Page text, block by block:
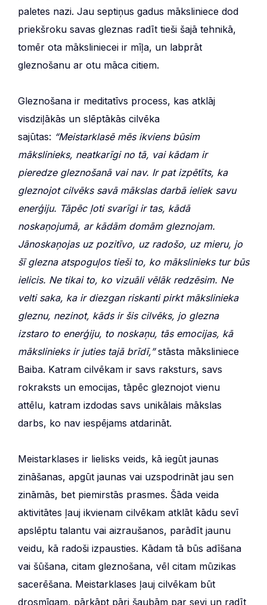
paletes nazi. Jau septiņus gadus māksliniece dod
priekšroku savas gleznas radīt tieši šajā tehnikā,
tomēr ota māksliniecei ir mīļa, un labprāt
gleznošanu ar otu māca citiem.
Gleznošana ir meditatīvs process, kas atklāj
visdziļākās un slēptākās cilvēka
sajūtas: “Meistarklasē mēs ikviens būsim
mākslinieks, neatkarīgi no tā, vai kādam ir
pieredze gleznošanā vai nav. Ir pat izpētīts, ka
gleznojot cilvēks savā mākslas darbā ieliek savu
enerģiju. Tāpēc ļoti svarīgi ir tas, kādā
noskaņojumā, ar kādām domām gleznojam.
Jānoskaņojas uz pozitīvo, uz radošo, uz mieru, jo
šī glezna atspoguļos tieši to, ko mākslinieks tur būs
ielicis. Ne tikai to, ko vizuāli vēlāk redzēsim. Ne
velti saka, ka ir diezgan riskanti pirkt mākslinieka
gleznu, nezinot, kāds ir šis cilvēks, jo glezna
izstaro to enerģiju, to noskaņu, tās emocijas, kā
mākslinieks ir juties tajā brīdī,”stāsta māksliniece
Baiba. Katram cilvēkam ir savs raksturs, savs
rokraksts un emocijas, tāpēc gleznojot vienu
attēlu, katram izdodas savs unikālais mākslas
darbs, ko nav iespējams atdarināt.
Meistarklases ir lielisks veids, kā iegūt jaunas
zināšanas, apgūt jaunas vai uzspodrināt jau sen
zināmās, bet piemirstās prasmes. Šāda veida
aktivitātes ļauj ikvienam cilvēkam atklāt kādu sevī
apslēptu talantu vai aizraušanos, parādīt jaunu
veidu, kā radoši izpausties. Kādam tā būs adīšana
vai šūšana, citam gleznošana, vēl citam mūzikas
sacerēšana. Meistarklases ļauj cilvēkam būt
drosmīgam, pārkāpt pāri šaubām par sevi un radīt